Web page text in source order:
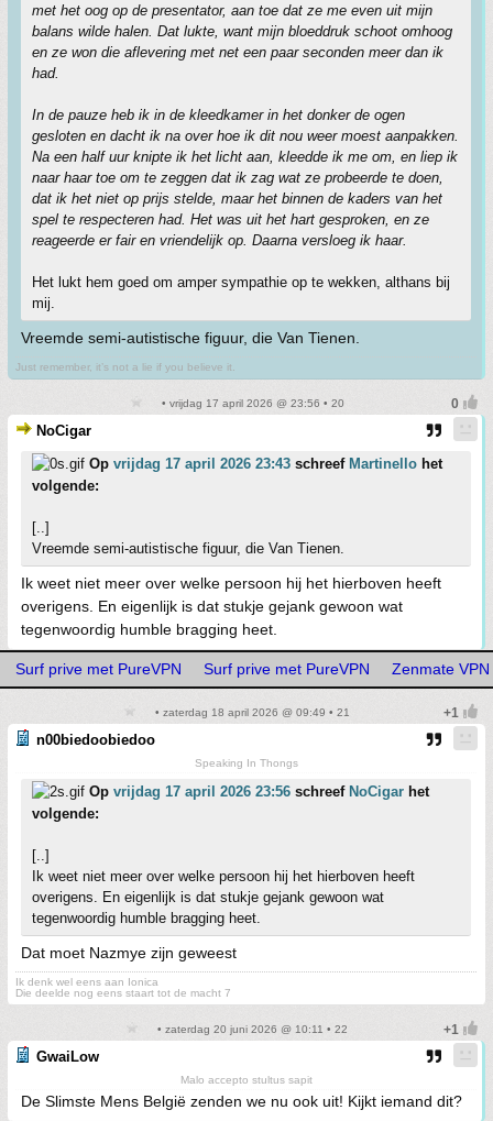
met het oog op de presentator, aan toe dat ze me even uit mijn
balans wilde halen. Dat lukte, want mijn bloeddruk schoot omhoog
en ze won die aflevering met net een paar seconden meer dan ik
had.
In de pauze heb ik in de kleedkamer in het donker de ogen
gesloten en dacht ik na over hoe ik dit nou weer moest aanpakken.
Na een half uur knipte ik het licht aan, kleedde ik me om, en liep ik
naar haar toe om te zeggen dat ik zag wat ze probeerde te doen,
dat ik het niet op prijs stelde, maar het binnen de kaders van het
spel te respecteren had. Het was uit het hart gesproken, en ze
reageerde er fair en vriendelijk op. Daarna versloeg ik haar.
Het lukt hem goed om amper sympathie op te wekken, althans bij
mij.
Vreemde semi-autistische figuur, die Van Tienen.
Just remember, it’s not a lie if you believe it.
• vrijdag 17 april 2026 @ 23:56 • 20
NoCigar
Op vrijdag 17 april 2026 23:43 schreef Martinello het
volgende:
[..]
Vreemde semi-autistische figuur, die Van Tienen.
Ik weet niet meer over welke persoon hij het hierboven heeft
overigens. En eigenlijk is dat stukje gejank gewoon wat
tegenwoordig humble bragging heet.
Surf prive met PureVPN Surf prive met PureVPN Zenmate VPN
• zaterdag 18 april 2026 @ 09:49 • 21
n00biedoobiedoo
Speaking In Thongs
Op vrijdag 17 april 2026 23:56 schreef NoCigar het
volgende:
[..]
Ik weet niet meer over welke persoon hij het hierboven heeft
overigens. En eigenlijk is dat stukje gejank gewoon wat
tegenwoordig humble bragging heet.
Dat moet Nazmye zijn geweest
Ik denk wel eens aan Ionica
Die deelde nog eens staart tot de macht 7
• zaterdag 20 juni 2026 @ 10:11 • 22
GwaiLow
Malo accepto stultus sapit
De Slimste Mens België zenden we nu ook uit! Kijkt iemand dit?